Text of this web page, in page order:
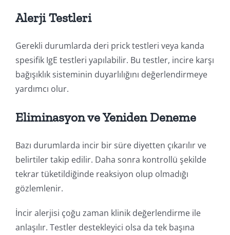
Alerji Testleri
Gerekli durumlarda deri prick testleri veya kanda
spesifik IgE testleri yapılabilir. Bu testler, incire karşı
bağışıklık sisteminin duyarlılığını değerlendirmeye
yardımcı olur.
Eliminasyon ve Yeniden Deneme
Bazı durumlarda incir bir süre diyetten çıkarılır ve
belirtiler takip edilir. Daha sonra kontrollü şekilde
tekrar tüketildiğinde reaksiyon olup olmadığı
gözlemlenir.
İncir alerjisi çoğu zaman klinik değerlendirme ile
anlaşılır. Testler destekleyici olsa da tek başına